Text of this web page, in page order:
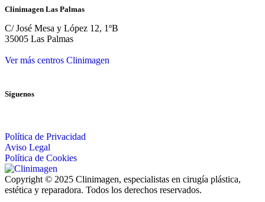
Clinimagen Las Palmas
C/ José Mesa y López 12, 1ºB
35005 Las Palmas
Ver más centros Clinimagen
Síguenos
Política de Privacidad
Aviso Legal
Política de Cookies
Copyright © 2025 Clinimagen, especialistas en cirugía plástica,
estética y reparadora. Todos los derechos reservados.